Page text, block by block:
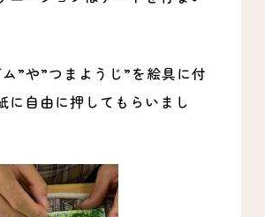
”や”つまようじ”を絵具に付
に自由に押してもらいまし